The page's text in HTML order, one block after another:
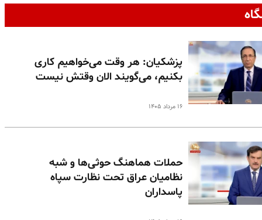
پزشکیان: هر وقت می‌خواهیم کاری
بکنیم، می‌گویند الان وقتش نیست
۱۶ مرداد ۱۴۰۵
حملات هماهنگ حوثی‌ها و شبه
نظامیان عراق تحت نظارت سپاه
پاسداران